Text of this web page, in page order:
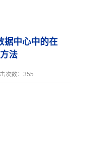
据中心中的在
法
次数： 355